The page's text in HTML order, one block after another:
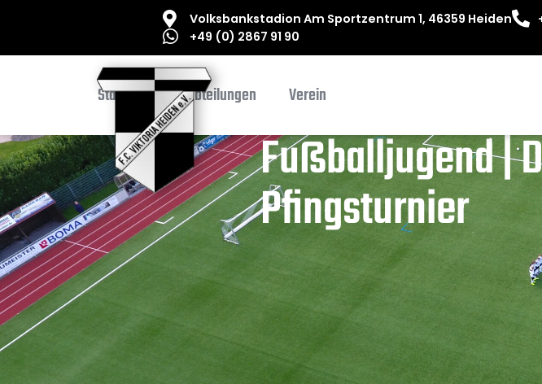
Volksbankstadion Am Sportzentrum 1, 46359 Heiden
+49 (0) 2867 91 90
Startseite Abteilungen Verein
Fußballjugend |
Pfingsturnier